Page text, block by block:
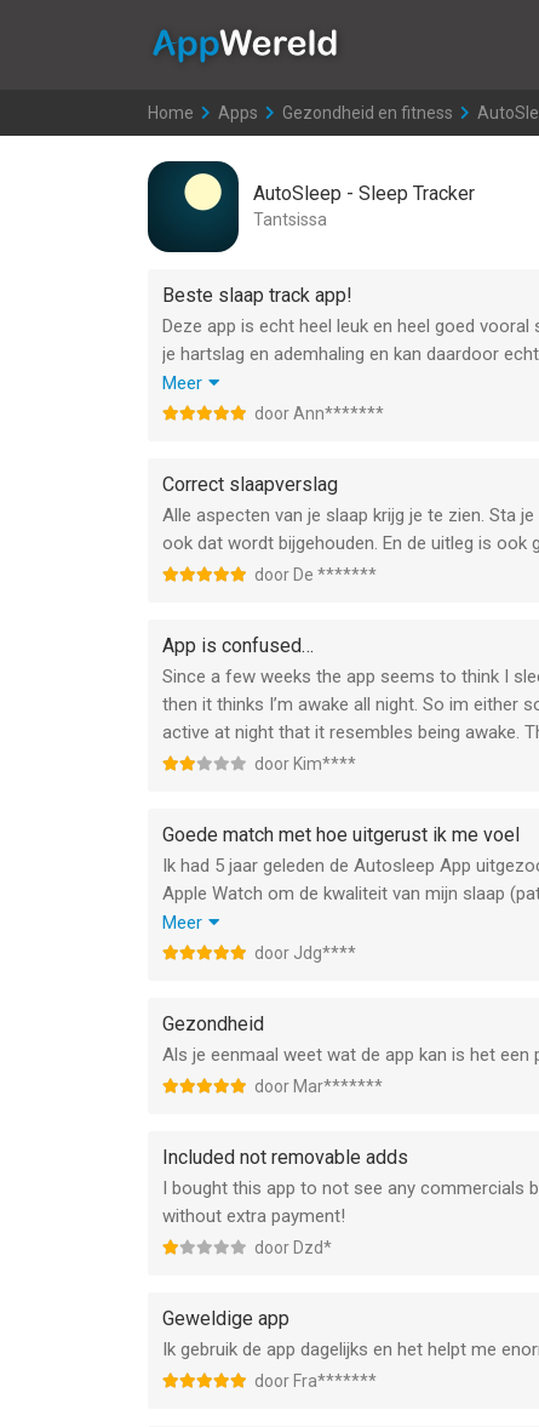
Home >
Apps >
Gezondheid en fitness >
AutoSleep - Sleep Tracker
Tantsissa
Beste slaap track app!
Deze app is echt heel leuk en heel goed
je hartslag en ademhaling en kan daardoor
wakker wordt en leuk is ook dat dit gescoord
je slaap. Bepaalde metingen geven ook aan
Meer
door Ann*******
Correct slaapverslag
Alle aspecten van je slaap krijg je te zien. Sta
ook dat wordt bijgehouden. En de uitleg is ook
door De *******
App is confused…
Since a few weeks the app seems to think I
then it thinks I’m awake all night. So im either
active at night that it resembles being awake.
door Kim****
Goede match met hoe uitgerust ik me voel
Ik had 5 jaar geleden de Autosleep App
Apple Watch om de kwaliteit van mijn slaap
En ik ben er erg enthoussiast over en heb het
Ik maak ook elke ochtend (sinds feb-2021 !)
Meer
door Jdg****
Gezondheid
Als je eenmaal weet wat de app kan is het
door Mar*******
Included not removable adds
I bought this app to not see any commercials
without extra payment!
door Dzd*
Geweldige app
Ik gebruik de app dagelijks en het helpt me
door Fra*******